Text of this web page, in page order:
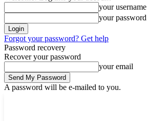
your username
your password
Forgot your password? Get help
Password recovery
Recover your password
your email
A password will be e-mailed to you.